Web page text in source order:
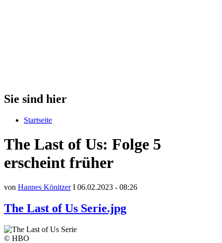
Sie sind hier
Startseite
The Last of Us: Folge 5
erscheint früher
von Hannes KönitzerI 06.02.2023 - 08:26
The Last of Us Serie.jpg
© HBO